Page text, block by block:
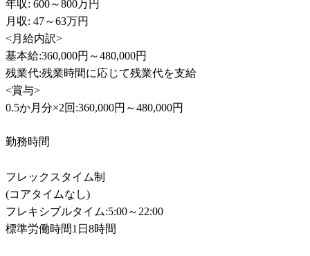
年収: 600～800万円
月収: 47～63万円
<月給内訳>
基本給:360,000円～480,000円
残業代:残業時間に応じて残業代を支給
<賞与>
0.5か月分×2回:360,000円～480,000円
勤務時間
フレックスタイム制
(コアタイムなし)
フレキシブルタイム:5:00～22:00